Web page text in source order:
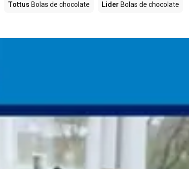
Tottus Bolas de chocolate Lider Bolas de chocolate